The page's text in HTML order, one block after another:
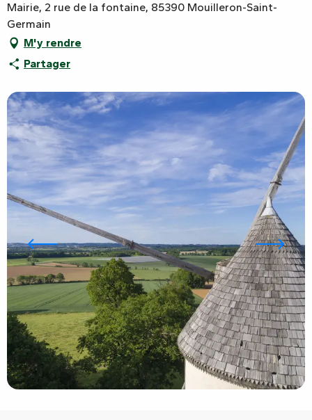
Mairie, 2 rue de la fontaine, 85390 Mouilleron-Saint-
Germain
M'y rendre
Partager